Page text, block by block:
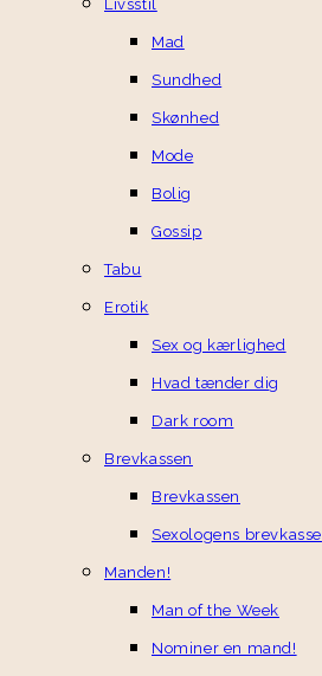
Livsstil
Mad
Sundhed
Skønhed
Mode
Bolig
Gossip
Tabu
Erotik
Sex og kærlighed
Hvad tænder dig
Dark room
Brevkassen
Brevkassen
Sexologens brevkasse
Manden!
Man of the Week
Nominer en mand!